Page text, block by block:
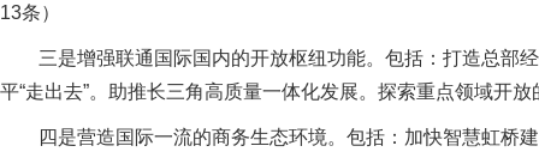
13条）
三是增强联通国际国内的开放枢纽功能。包括：打造总部
平“走出去”。助推长三角高质量一体化发展。探索重点领域开
四是营造国际一流的商务生态环境。包括：加快智慧虹桥